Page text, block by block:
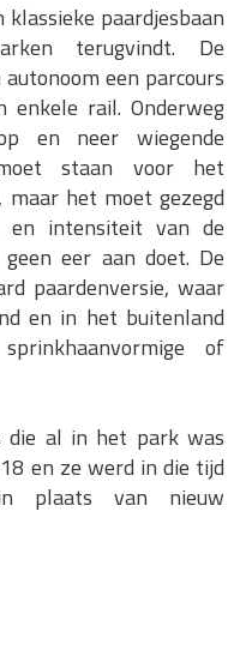
klassieke paardjesbaan
terugvindt. De
een parcours
enkele rail. Onderweg
en neer wiegende
staan voor het
maar het moet gezegd
en intensiteit van de
eer aan doet. De
paardenversie, waar
en in het buitenland
of
die al in het park was
en ze werd in die tijd
plaats van nieuw